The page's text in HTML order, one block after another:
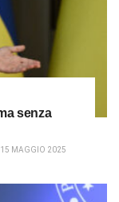
senza
15 MAGGIO 2025